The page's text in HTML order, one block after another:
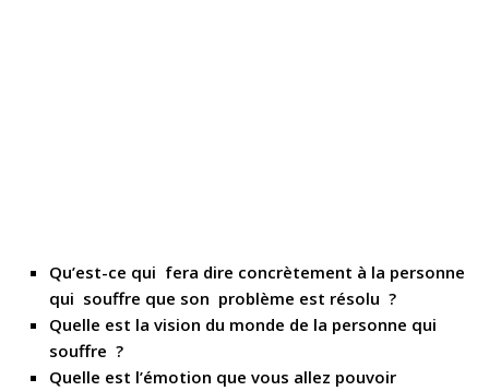
Qu’est-ce qui fera dire concrètement à la personne
qui souffre que son problème est résolu ?
Quelle est la vision du monde de la personne qui
souffre ?
Quelle est l’émotion que vous allez pouvoir